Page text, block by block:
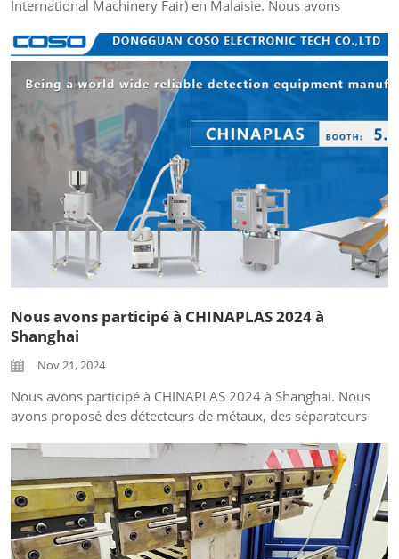
International Machinery Fair) en Malaisie. Nous avons
métaux, et des machines de pesage pour les clients. Ces
machines peuvent être utilisées dans l'industrie
alimentaire, chimique, pharmaceutique, etc. Nous
sommes très heureux de rencontrer de nombreux
clients...
Nous avons participé à CHINAPLAS 2024 à
Shanghai
Nov 21, 2024
Nous avons participé à CHINAPLAS 2024 à Shanghai. Nous
avons proposé des détecteurs de métaux, des séparateurs
machines peuvent être utilisées dans les industries
alimentaire, plastique, chimique, etc. Nous sommes très
heureux d'avoir rencontré de nombreux clients lors de
cette exposition...